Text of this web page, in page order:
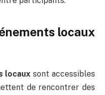
locaux
locaux sont accessibles
de rencontrer des